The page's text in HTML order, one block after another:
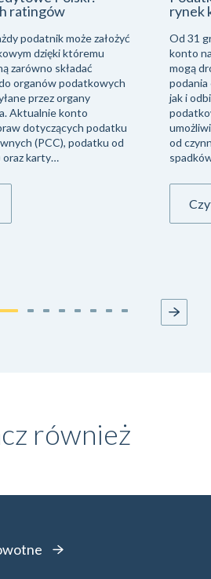
ratingów
podatnik może założyć
dzięki któremu
zarówno składać
organów podatkowych
przez organy
Aktualnie konto
dotyczących podatku
(PCC), podatku od
oraz karty…
rynek
Od 31
konto
mogą
jak i
od
również